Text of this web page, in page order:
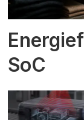
SoC